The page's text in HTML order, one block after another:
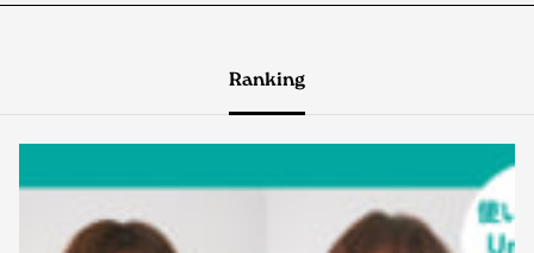
Ranking